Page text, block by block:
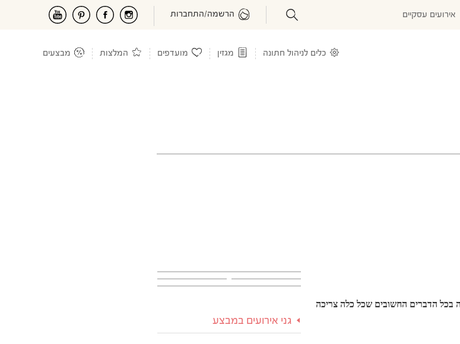
אירועים עסקיים הרשמה/התחברות
כלים לניהול חתונה מגזין מועדפים המלצות מבצעים
בכל הדברים החשובים שכל כלה צריכה
גני אירועים במבצע